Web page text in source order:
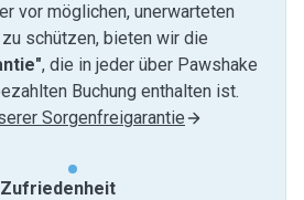
vor möglichen, unerwarteten
schützen, bieten wir die
, die in jeder über Pawshake
Buchung enthalten ist.
Sorgenfreigarantie
Zufriedenheit